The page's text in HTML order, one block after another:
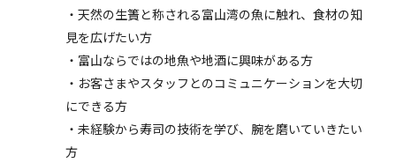
・天然の生簀と称される富山湾の魚に触れ、食材の知
見を広げたい方
・富山ならではの地魚や地酒に興味がある方
・お客さまやスタッフとのコミュニケーションを大切
にできる方
・未経験から寿司の技術を学び、腕を磨いていきたい
方